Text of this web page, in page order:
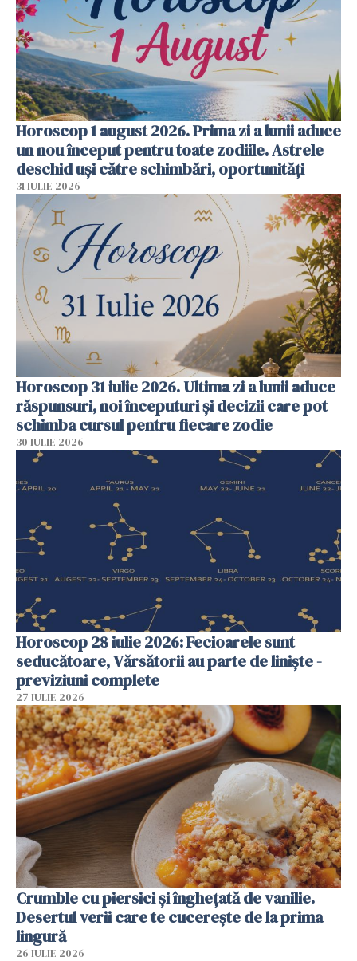
Horoscop 1 august 2026. Prima zi a lunii aduce
un nou început pentru toate zodiile. Astrele
deschid uși către schimbări, oportunități
31 IULIE 2026
Horoscop 31 iulie 2026. Ultima zi a lunii aduce
răspunsuri, noi începuturi și decizii care pot
schimba cursul pentru fiecare zodie
30 IULIE 2026
Horoscop 28 iulie 2026: Fecioarele sunt
seducătoare, Vărsătorii au parte de liniște -
previziuni complete
27 IULIE 2026
Crumble cu piersici și înghețată de vanilie.
Desertul verii care te cucerește de la prima
lingură
26 IULIE 2026